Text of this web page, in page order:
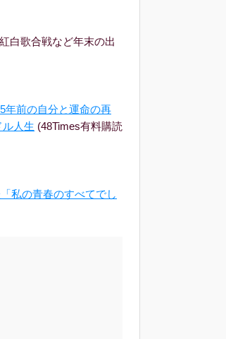
白歌合戦など年末の出
年前の自分と運命の再
人生 (48Times有料購読
私の青春のすべてでし